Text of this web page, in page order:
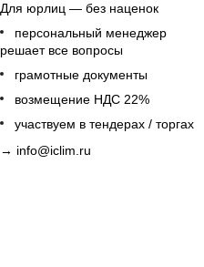
Для юрлиц — без наценок
персональный менеджер
решает все вопросы
грамотные документы
возмещение НДС 22%
участвуем в тендерах / торгах
→ info@iclim.ru